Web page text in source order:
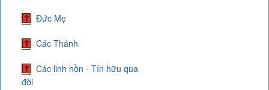
Đức Mẹ
Các Thánh
Các linh hồn - Tín hữu qua
đời